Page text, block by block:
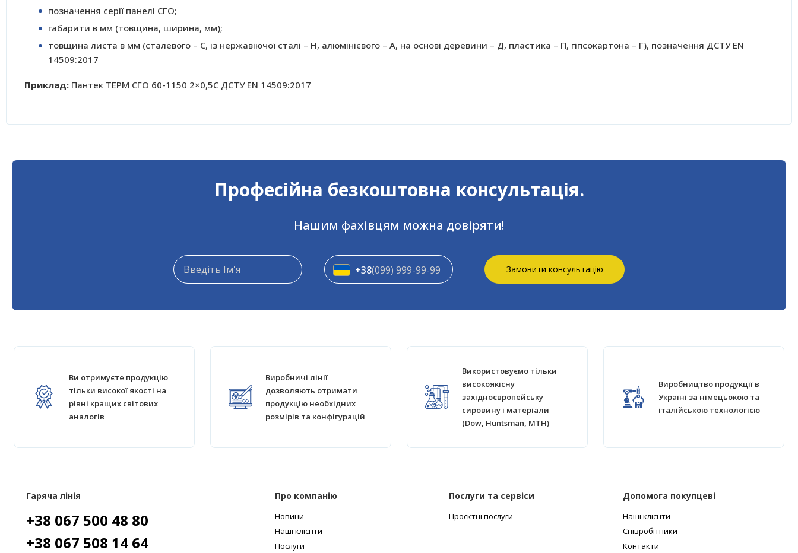
позначення серії панелі СГО;
габарити в мм (товщина, ширина, мм);
товщина листа в мм (сталевого – С, із нержавіючої сталі – Н, алюмінієвого – А, на основі деревини – Д, пластика – П, гіпсокартона – Г), позначення ДСТУ EN
14509:2017
Приклад: Пантек ТЕРМ СГО 60-1150 2×0,5C ДСТУ EN 14509:2017
Професійна безкоштовна консультація.
Нашим фахівцям можна довіряти!
+38(099) 999-99-99 Замовити консультацію
Ви отримуєте продукцію
тільки високої якості на
рівні кращих світових
аналогів
Виробничі лінії
дозволяють отримати
продукцію необхідних
розмірів та конфігурацій
Використовуємо тільки
високоякісну
західноєвропейську
сировину і матеріали
(Dow, Huntsman, MTH)
Виробництво продукції в
Україні за німецьокою та
італійською технологією
Гаряча лінія
+38 067 500 48 80
+38 067 508 14 64
Про компанію
Новини
Наші клієнти
Послуги
Послуги та сервіси
Проєктні послуги
Допомога покупцеві
Наші клієнти
Співробітники
Контакти